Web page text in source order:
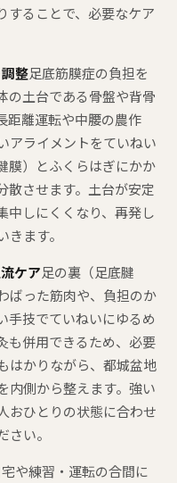
することで、必要なケア
整足底筋膜症の負担を
の土台である骨盤や背骨
距離運転や中腰の農作
アライメントをていねい
膜）とふくらはぎにかか
散させます。土台が安定
中しにくくなり、再発し
ます。
ケア足の裏（足底腱
ばった筋肉や、負担のか
手技でていねいにゆるめ
も併用できるため、必要
はかりながら、都城盆地
内側から整えます。強い
おひとりの状態に合わせ
い。
や練習・運転の合間に